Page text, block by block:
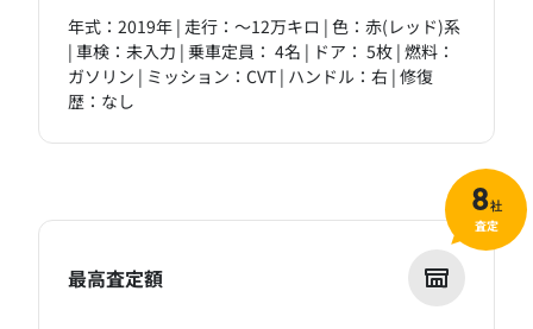
年式：2019年 | 走行：～12万キロ | 色：赤(レッド)系
| 車検：未入力 | 乗車定員： 4名 | ドア： 5枚 | 燃料：
ガソリン | ミッション：CVT | ハンドル：右 | 修復
歴：なし
最高査定額
8社
査定